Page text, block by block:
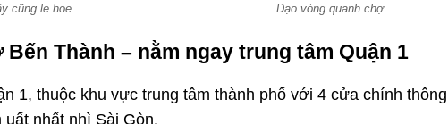
cũng le hoe Dạo vòng quanh chợ
Thành – nằm ngay trung tâm Quận 1
1, thuộc khu vực trung tâm thành phố với 4 cửa chính
nhất nhì Sài Gòn.